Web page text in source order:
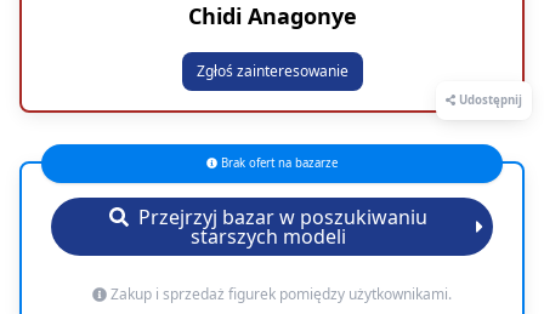
Udostępnij
Chidi Anagonye
Zgłoś zainteresowanie
Brak ofert na bazarze
Przejrzyj bazar w poszukiwaniu
starszych modeli
Zakup i sprzedaż figurek pomiędzy użytkownikami.